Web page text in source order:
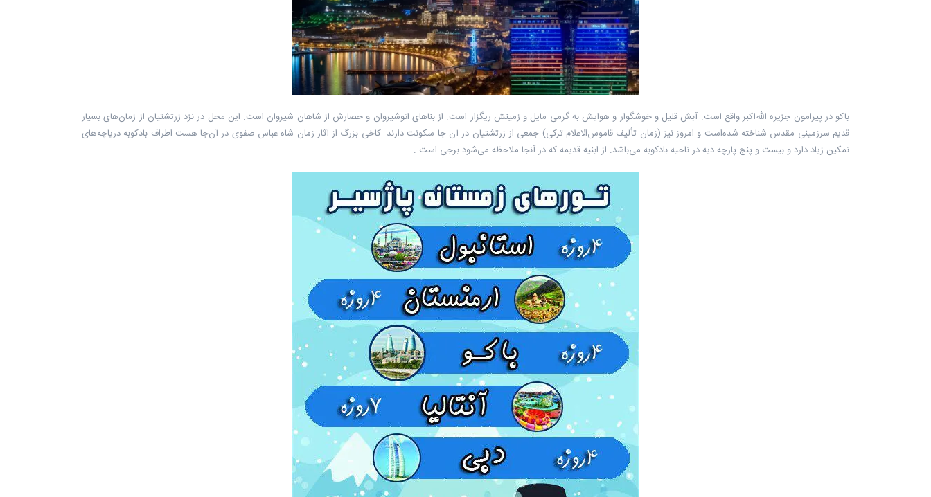
باکو در پیرامون جزیره الله‌اکبر واقع است. آبش قلیل و خوشگوار و هوایش به گرمی مایل و زمینش ریگزار است. از بناهای انوشیروان و حصارش از شاهان شیروان است. این محل در نزد زرتشتیان از زمان‌های بسیار
قدیم سرزمینی مقدس شناخته شده‌است و امروز نیز (زمان تألیف قاموس‌الاعلام ترکی) جمعی از زرتشتیان در آن جا سکونت دارند. کاخی بزرگ از آثار زمان شاه عباس صفوی در آن‌جا هست.اطراف بادکوبه دریاچه‌های
نمکین زیاد دارد و بیست و پنج پارچه دیه در ناحیه بادکوبه می‌باشد. از ابنیه قدیمه که در آنجا ملاحظه می‌شود برجی است .